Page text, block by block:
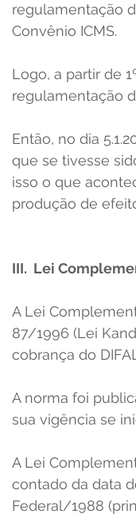
regulamentação
Convênio ICMS.
Logo, a partir de
regulamentação
Então, no dia
que se tivesse
isso o que
produção de
III.  Lei
A Lei
87/1996 (Lei
cobrança do
A norma foi
sua vigência se
A Lei
contado da data
Federal/1988